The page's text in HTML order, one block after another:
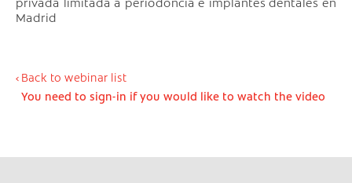
Madrid
Back to webinar list
You need to sign-in if you would like to watch the video